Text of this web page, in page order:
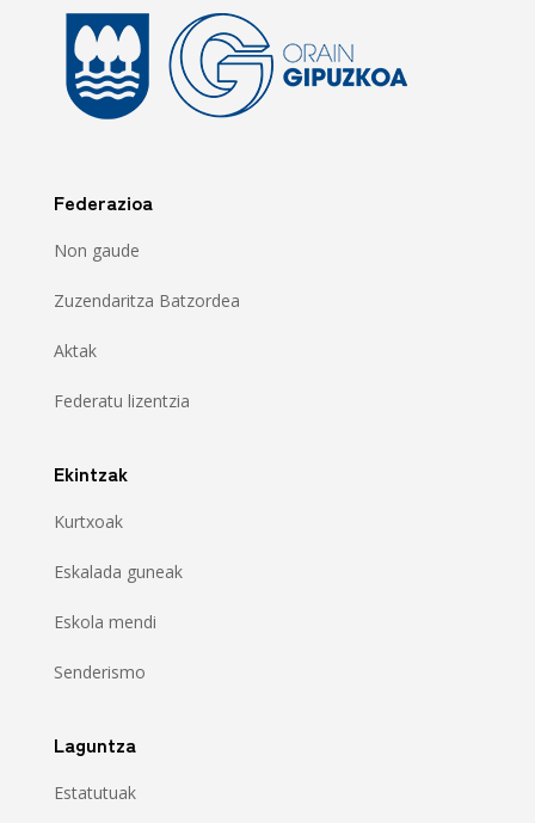
Federazioa
Non gaude
Zuzendaritza Batzordea
Aktak
Federatu lizentzia
Ekintzak
Kurtxoak
Eskalada guneak
Eskola mendi
Senderismo
Laguntza
Estatutuak